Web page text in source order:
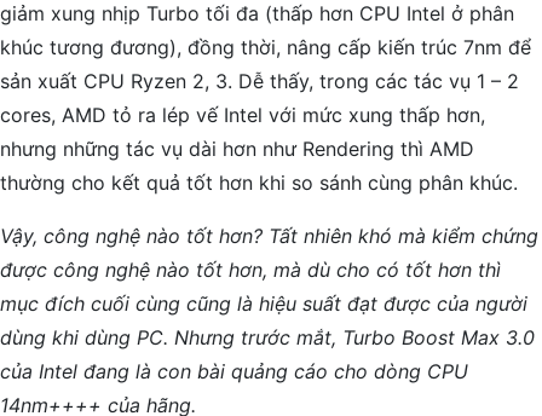
giảm xung nhịp Turbo tối đa (thấp hơn CPU Intel ở phân
khúc tương đương), đồng thời, nâng cấp kiến trúc 7nm để
sản xuất CPU Ryzen 2, 3. Dễ thấy, trong các tác vụ 1 – 2
cores, AMD tỏ ra lép vế Intel với mức xung thấp hơn,
nhưng những tác vụ dài hơn như Rendering thì AMD
thường cho kết quả tốt hơn khi so sánh cùng phân khúc.
Vậy, công nghệ nào tốt hơn? Tất nhiên khó mà kiểm chứng
được công nghệ nào tốt hơn, mà dù cho có tốt hơn thì
mục đích cuối cùng cũng là hiệu suất đạt được của người
dùng khi dùng PC. Nhưng trước mắt, Turbo Boost Max 3.0
của Intel đang là con bài quảng cáo cho dòng CPU
14nm++++ của hãng.